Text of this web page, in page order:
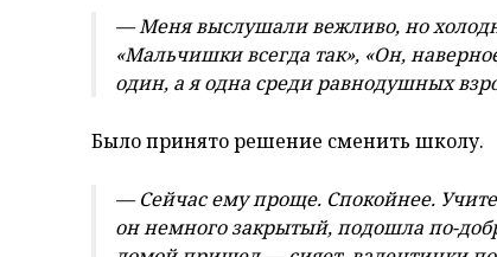
— Меня выслушали вежливо, но
«Мальчишки всегда так», «Он,
один, а я одна среди равнодушных
Было принято решение сменить школу.
— Сейчас ему проще. Спокойнее.
он немного закрытый, подошла по-